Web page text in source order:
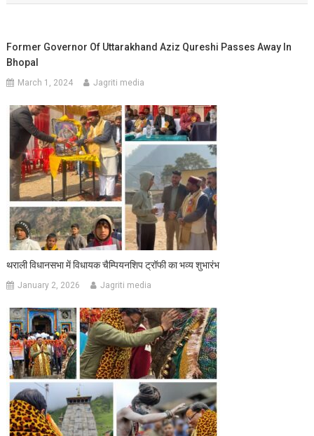
Former Governor Of Uttarakhand Aziz Qureshi Passes Away In
Bhopal
March 1, 2024 Jagriti media
थराली विधानसभा में विधायक चैम्पियनशिप ट्रॉफी का भव्य शुभारंभ
January 2, 2026 Jagriti media